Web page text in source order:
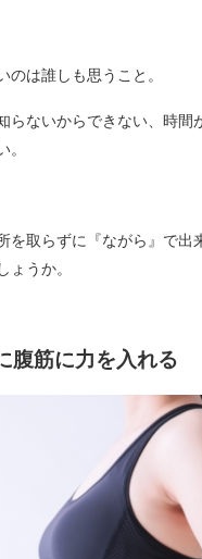
のは誰しも思うこと。
らないからできない、時間
。
を取らずに『ながら』で出
ょうか。
腹筋に力を入れる